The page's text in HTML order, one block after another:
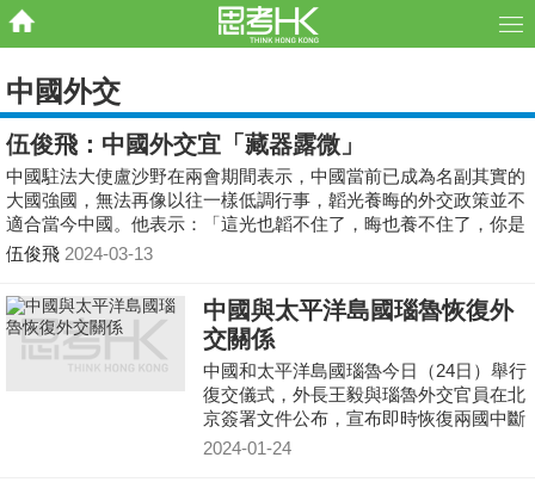
中國外交
伍俊飛：中國外交宜「藏器露微」
中國駐法大使盧沙野在兩會期間表示，中國當前已成為名副其實的
大國強國，無法再像以往一樣低調行事，韜光養晦的外交政策並不
適合當今中國。他表示：「這光也韜不住了，晦也養不住了，你是
成為一頭大象了，你不可能再躲在樹後面。」盧沙野強調，大國要
理和多邊事務，更主動承擔應有的責任，發揮應有的作用。
伍俊飛 2024-03-13
中國與太平洋島國瑙魯恢復外
交關係
中國和太平洋島國瑙魯今日（24日）舉行
復交儀式，外長王毅與瑙魯外交官員在北
京簽署文件公布，宣布即時恢復兩國中斷
近19年的外交關係。
2024-01-24